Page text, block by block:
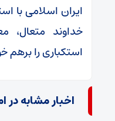
ایران اسلامی با
خداوند متعال،
استکباری را برهم
اخبار مشابه در